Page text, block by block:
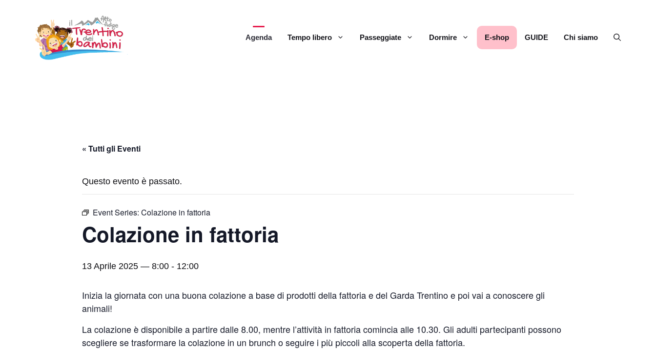
contenuto
Agenda Tempo libero Passeggiate Dormire E-shop GUIDE Chi siamo
« Tutti gli Eventi
Questo evento è passato.
Event Series: Colazione in fattoria
Colazione in fattoria
13 Aprile 2025 — 8:00 - 12:00
Inizia la giornata con una buona colazione a base di prodotti della fattoria e del Garda Trentino e poi vai a conoscere gli
animali!
La colazione è disponibile a partire dalle 8.00, mentre l’attività in fattoria comincia alle 10.30. Gli adulti partecipanti possono
scegliere se trasformare la colazione in un brunch o seguire i più piccoli alla scoperta della fattoria.